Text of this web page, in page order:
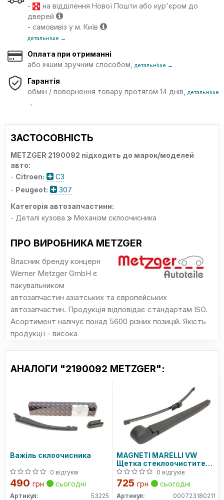
-
на відділення Нової Пошти або кур'єром до
дверей
- самовивіз у м. Київ
детальніше →
Оплата при отриманні
або іншим зручним способом,
детальніше →
Гарантія
обмін / повернення товару протягом 14 днів,
детальніше
→
ЗАСТОСОВНІСТЬ
METZGER 2190092 підходить до марок/моделей
авто:
- Citroen:
C3
- Peugeot:
307
Категорія автозапчастини:
- Деталі кузова
Механізм склоочисника
ПРО ВИРОБНИКА METZGER
Власник бренду концерн
Werner Metzger GmbH є
пакувальником
автозапчастин азіатських та європейських
автозапчастин. Продукція відповідає стандартам ISO.
Асортимент налічує понад 5600 різних позицій. Якість
продукції - висока
АНАЛОГИ "2190092 METZGER":
Важіль склоочисника
0 відгуків
490 грн сьогодні
Артикул:
53225
MAGNETI MARELLI VW
Щетка стеклоочистителя
с рычагом задняя 375мм
TIGUAN 16-
0 відгуків
725 грн сьогодні
Артикул:
000723180211